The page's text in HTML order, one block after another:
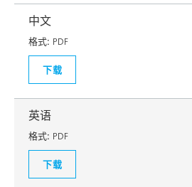
中文
格式: PDF
下载
英语
格式: PDF
下载